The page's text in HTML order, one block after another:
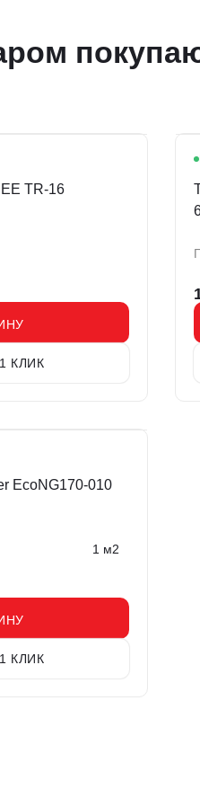
TR-16
КЛИК
EcoNG170-010
1 м2
КЛИК